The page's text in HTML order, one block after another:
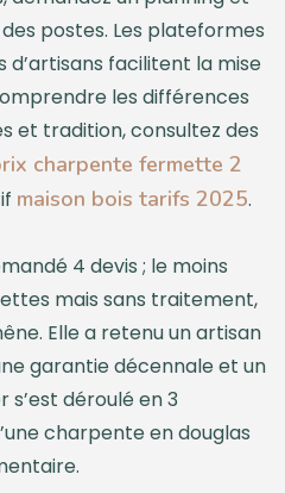
postes. Les plateformes
d’artisans facilitent la mise
les différences
et tradition, consultez des
charpente fermette 2
maison bois tarifs 2025.
4 devis ; le moins
mais sans traitement,
Elle a retenu un artisan
garantie décennale et un
s’est déroulé en 3
charpente en douglas